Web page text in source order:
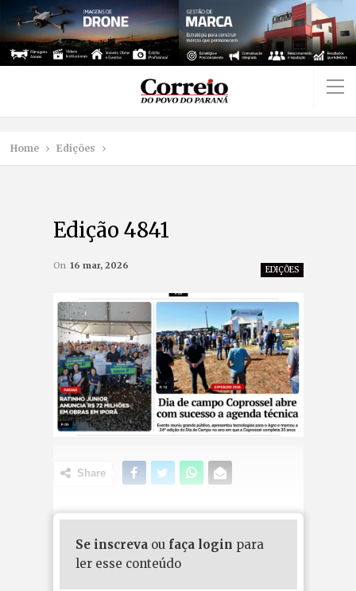
Home Edições
Edição 4841
EDIÇÕES
On 16 mar, 2026
Share
Se inscrevaou faça login para
ler esse conteúdo